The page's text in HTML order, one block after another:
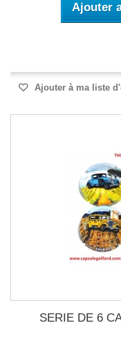
Ajouter
Ajouter à ma liste
SERIE DE 6